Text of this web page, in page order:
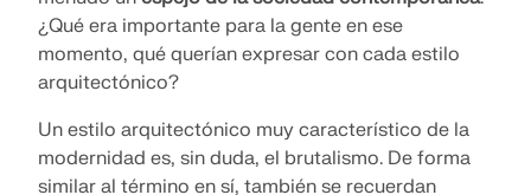
API de Dlubal
El nuevo servicio API de Dlubal (gRPC) te
proporciona una interfaz flexible para el software de
análisis estructural basado en Python y C#, con
acceso directo a toda la gama de productos de
Complementos
Análisis adicionales para RSTAB 9
Análisis dinámico
Soluciones especiales
VER NUESTROS CLIENTES
ingeniería. Experimenta la innovación, el crecimiento
y desafíos emocionantes.
CREAR CUENTA
¿Qué era importante para la gente en ese
momento, qué querían expresar con cada estilo
arquitectónico?
Un estilo arquitectónico muy característico de la
modernidad es, sin duda, el brutalismo. De forma
similar al término en sí, también se recuerdan